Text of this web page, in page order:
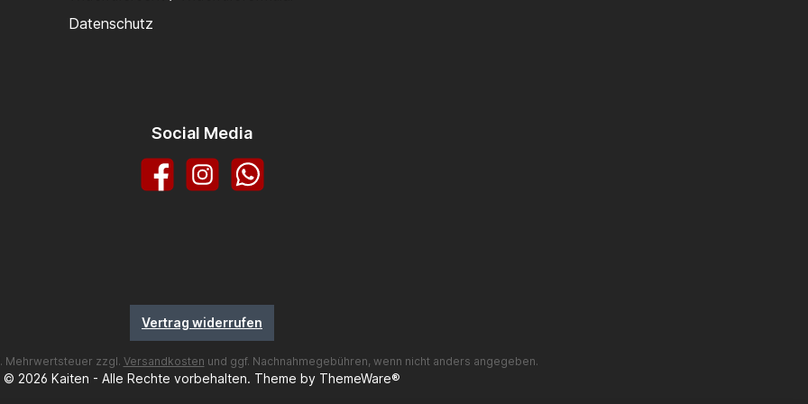
Datenschutz
Social Media
FacebookInstagramWhatsApp
Vertrag widerrufen
Mehrwertsteuer zzgl. Versandkosten und ggf. Nachnahmegebühren, wenn nicht anders angegeben.
© 2026 Kaiten - Alle Rechte vorbehalten. Theme by ThemeWare®